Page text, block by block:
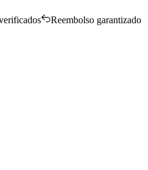
Reembolso garantizado